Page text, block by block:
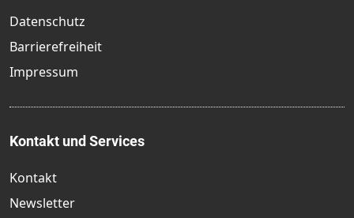
Datenschutz
Barrierefreiheit
Impressum
Kontakt und Services
Kontakt
Newsletter